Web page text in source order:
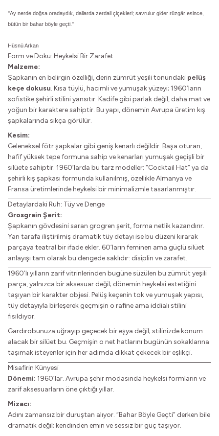
"Ay nerde doğsa oradaydık, dallarda zerdali çiçekleri; savrulur gider rüzgâr esince,
bütün bir bahar böyle geçti."
Hüsnü Arkan
Form ve Doku: Heykelsi Bir Zarafet
Malzeme:
Şapkanın en belirgin özelliği, derin zümrüt yeşili tonundaki pelüş
keçe dokusu. Kısa tüylü, hacimli ve yumuşak yüzeyi; 1960’ların
sofistike şehirli stilini yansıtır. Kadife gibi parlak değil, daha mat ve
yoğun bir karaktere sahiptir. Bu yapı, dönemin Avrupa üretim kış
şapkalarında sıkça görülür.
Kesim:
Geleneksel fötr şapkalar gibi geniş kenarlı değildir. Başa oturan,
hafif yüksek tepe formuna sahip ve kenarları yumuşak geçişli bir
silüete sahiptir. 1960’larda bu tarz modeller; “Cocktail Hat” ya da
şehirli kış şapkası formunda kullanılmış, özellikle Almanya ve
Fransa üretimlerinde heykelsi bir minimalizmle tasarlanmıştır.
Detaylardaki Ruh: Tüy ve Denge
Grosgrain Şerit:
Şapkanın gövdesini saran grogren şerit, forma netlik kazandırır.
Yan tarafa iliştirilmiş dramatik tüy detayı ise bu düzeni kırarak
parçaya teatral bir ifade ekler. 60’ların feminen ama güçlü silüet
anlayışı tam olarak bu dengede saklıdır: disiplin ve zarafet.
1960’lı yılların zarif vitrinlerinden bugüne süzülen bu zümrüt yeşili
parça, yalnızca bir aksesuar değil; dönemin heykelsi estetiğini
taşıyan bir karakter objesi. Pelüş keçenin tok ve yumuşak yapısı,
tüy detayıyla birleşerek geçmişin o rafine ama iddialı stilini
fısıldıyor.
Gardırobunuza uğrayıp geçecek bir eşya değil; stilinizde konum
alacak bir silüet bu. Geçmişin o net hatlarını bugünün sokaklarına
taşımak isteyenler için her adımda dikkat çekecek bir eşlikçi.
Misafirin Künyesi
Dönemi: 1960’lar. Avrupa şehir modasında heykelsi formların ve
zarif aksesuarların öne çıktığı yıllar.
Mizacı:
Adını zamansız bir duruştan alıyor. “Bahar Böyle Geçti” derken bile
dramatik değil; kendinden emin ve sessiz bir güç taşıyor.